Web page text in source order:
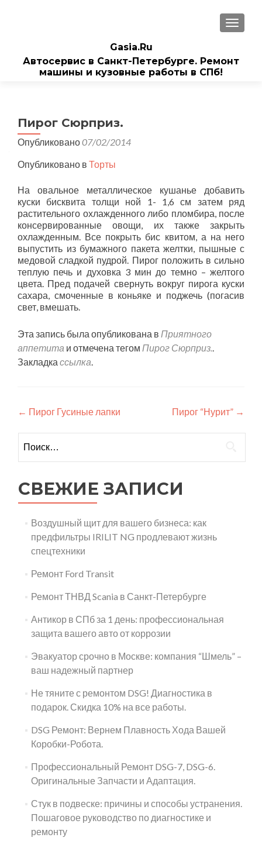
Gasia.Ru
Автосервис в Санкт-Петербурге. Ремонт
машины и кузовные работы в СПб!
Пирог Сюрприз.
Опубликовано07/02/2014
Опубликовано в Торты
На овальное металлическое кушанье добавить
куски бисквита толщи ной 1- 1,6 см затем ряд
растительного охлажденного либо пломбира, после
консервированные овощи, их также закрыть
охлажденным. Все покрыть бис квитом, а на него
выпустить из бумажного пакета желтки, пышные с
медовой сладкой пудрой. Пирог положить в сильно
теплую печь и духовка 3 мин до темно – желтого
цвета. Пред подачей свернуть вокруг пирога куски
сахара, смоченные в коньяке и поджечь (погасив
свет, вмешать.
Эта запись была опубликована в Приятного
аппетита и отмечена тегом Пирог Сюрприз..
Закладка ссылка.
Навигация
по
записям
← Пирог Гусиные лапки Пирог “Нурит” →
СВЕЖИЕ ЗАПИСИ
Воздушный щит для вашего бизнеса: как
предфильтры IRILIT NG продлевают жизнь
спецтехники
Ремонт Ford Transit
Ремонт ТНВД Scania в Санкт-Петербурге
Антикор в СПб за 1 день: профессиональная
защита вашего авто от коррозии
Эвакуатор срочно в Москве: компания “Шмель” –
ваш надежный партнер
Не тяните с ремонтом DSG! Диагностика в
подарок. Скидка 10% на все работы.
DSG Ремонт: Вернем Плавность Хода Вашей
Коробки-Робота.
Профессиональный Ремонт DSG-7, DSG-6.
Оригинальные Запчасти и Адаптация.
Стук в подвеске: причины и способы устранения.
Пошаговое руководство по диагностике и
ремонту